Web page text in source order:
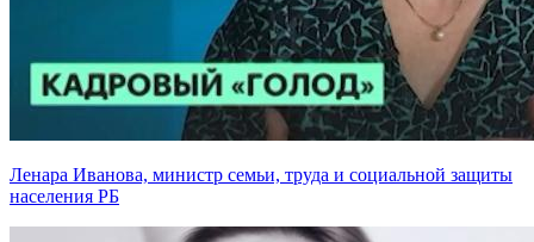
Ленара Иванова, министр семьи, труда и социальной защиты
населения РБ